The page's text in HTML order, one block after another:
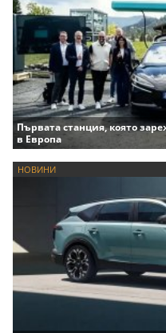
Първата станция, която
в Европа
НОВИНИ